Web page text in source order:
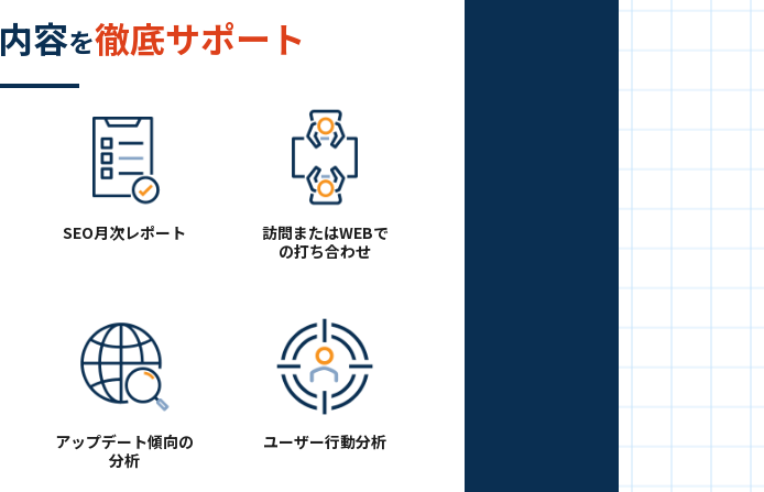
内容を徹底サポート
SEO月次レポート
訪問またはWEBで
の打ち合わせ
アップデート傾向の
分析
ユーザー行動分析